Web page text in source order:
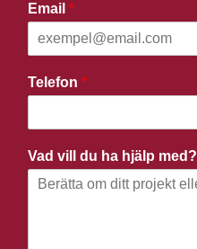
Email *
Telefon *
Vad vill du ha hjälp med?